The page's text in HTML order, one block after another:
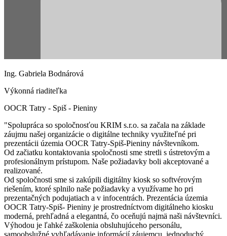
Ing. Gabriela Bodnárová
Výkonná riaditeľka
OOCR Tatry - Spiš - Pieniny
Spolupráca so spoločnosťou KRIM s.r.o. sa začala na základe
záujmu našej organizácie o digitálne techniky využiteľné pri
prezentácii územia OOCR Tatry-Spiš-Pieniny návštevníkom.
Od začiatku kontaktovania spoločnosti sme stretli s ústretovým a
profesionálnym prístupom. Naše požiadavky boli akceptované a
realizované.
Od spoločnosti sme si zakúpili digitálny kiosk so softvérovým
riešením, ktoré splnilo naše požiadavky a využívame ho pri
prezentačných podujatiach a v infocentrách. Prezentácia územia
OOCR Tatry-Spiš- Pieniny je prostredníctvom digitálneho kiosku
moderná, prehľadná a elegantná, čo oceňujú najmä naši návštevníci.
Výhodou je ľahké zaškolenia obsluhujúceho personálu,